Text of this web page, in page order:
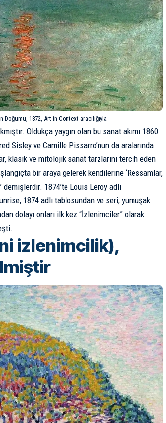
1872, Art in Context aracılığıyla
Oldukça yaygın olan bu sanat akımı 1860
Sisley ve Camille Pissarro’nun da aralarında
klasik ve mitolojik sanat tarzlarını tercih eden
bir araya gelerek kendilerine ‘Ressamlar,
1874’te Louis Leroy adlı
1874 adlı tablosundan ve seri, yumuşak
dolayı onları ilk kez “İzlenimciler” olarak
izlenimcilik),